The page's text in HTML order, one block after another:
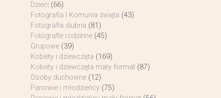
Dzieci (66)
Fotografia I Komunia święta (43)
Fotografia ślubna (81)
Fotografie rodzinne (45)
Grupowe (39)
Kobiety i dziewczęta (169)
Kobiety i dziewczęta mały format (87)
Osoby duchowne (12)
Panowie i młodzieńcy (75)